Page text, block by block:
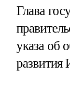
Глава
указа об
развития